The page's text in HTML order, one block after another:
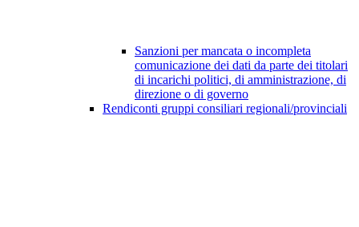
Sanzioni per mancata o incompleta
comunicazione dei dati da parte dei titolari
di incarichi politici, di amministrazione, di
direzione o di governo
Rendiconti gruppi consiliari regionali/provinciali